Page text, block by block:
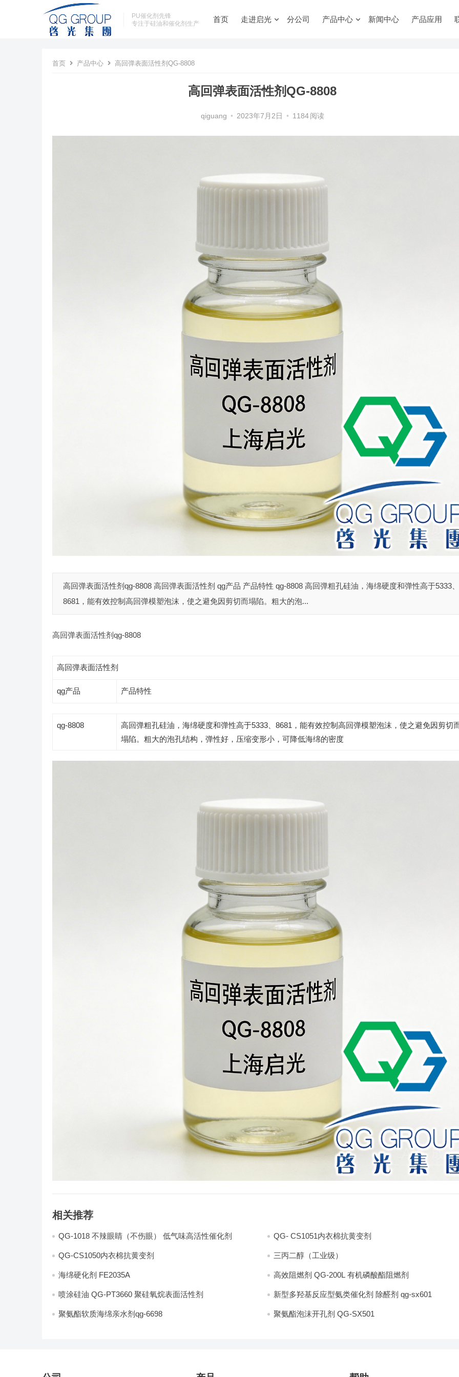
PU催化剂先锋
专注于硅油和催化剂生产
首页 走进启光 分公司 产品中心 新闻中心 产品应用
首页 产品中心 高回弹表面活性剂QG-8808
高回弹表面活性剂QG-8808
qiguang • 2023年7月2日 • 1184 阅读
高回弹表面活性剂qg-8808 高回弹表面活性剂 qg产品 产品特性 qg-8808 高回弹粗孔硅油，海绵硬度和弹性高于5333、
8681，能有效控制高回弹模塑泡沫，使之避免因剪切而塌陷。粗大的泡...
高回弹表面活性剂qg-8808
高回弹表面活性剂
qg产品 产品特性
qg-8808
高回弹粗孔硅油，海绵硬度和弹性高于5333、8681，能有效控制高回弹模塑泡沫，使之避免因剪切
塌陷。粗大的泡孔结构，弹性好，压缩变形小，可降低海绵的密度
相关推荐
QG-1018 不辣眼睛（不伤眼） 低气味高活性催化剂 QG- CS1051内衣棉抗黄变剂
QG-CS1050内衣棉抗黄变剂 三丙二醇（工业级）
海绵硬化剂 FE2035A 高效阻燃剂 QG-200L 有机磷酸酯阻燃剂
喷涂硅油 QG-PT3660 聚硅氧烷表面活性剂 新型多羟基反应型氨类催化剂 除醛剂 qg-sx601
聚氨酯软质海绵亲水剂qg-6698 聚氨酯泡沫开孔剂 QG-SX501